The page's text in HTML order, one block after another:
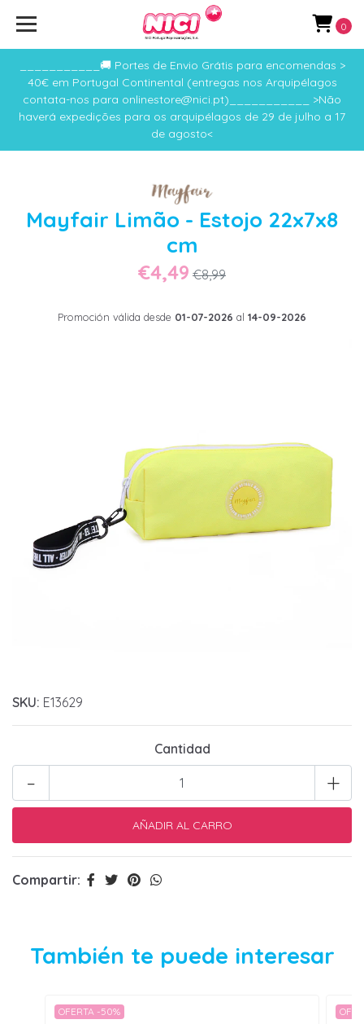
___________🚚 Portes de Envio Grátis para encomendas >
40€ em Portugal Continental (entregas nos Arquipélagos
contata-nos para onlinestore@nici.pt)___________ >Não
haverá expedições para os arquipélagos de 29 de julho a 17
de agosto<
0
Mayfair Limão - Estojo 22x7x8
cm
€4,49 €8,99
Promoción válida desde 01-07-2026 al 14-09-2026
SKU: E13629
Cantidad
+
-
Compartir:
También te puede interesar
OFERTA -50%